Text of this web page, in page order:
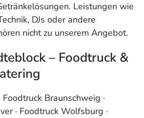
Leistungen wie
DJs oder andere
nicht zu unserem Angebot.
– Foodtruck &
Foodtruck Braunschweig ·
· Foodtruck Wolfsburg ·